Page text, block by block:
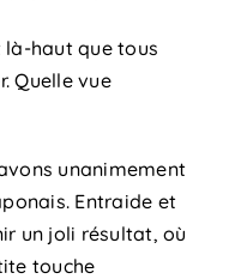
là-haut que tous
Quelle vue
unanimement
Entraide et
un joli résultat, où
touche